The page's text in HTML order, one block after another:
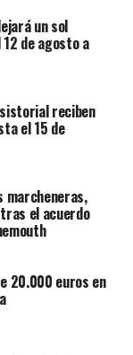
un sol
de agosto a
reciben
el 15 de
marcheneras,
el acuerdo
20.000 euros en